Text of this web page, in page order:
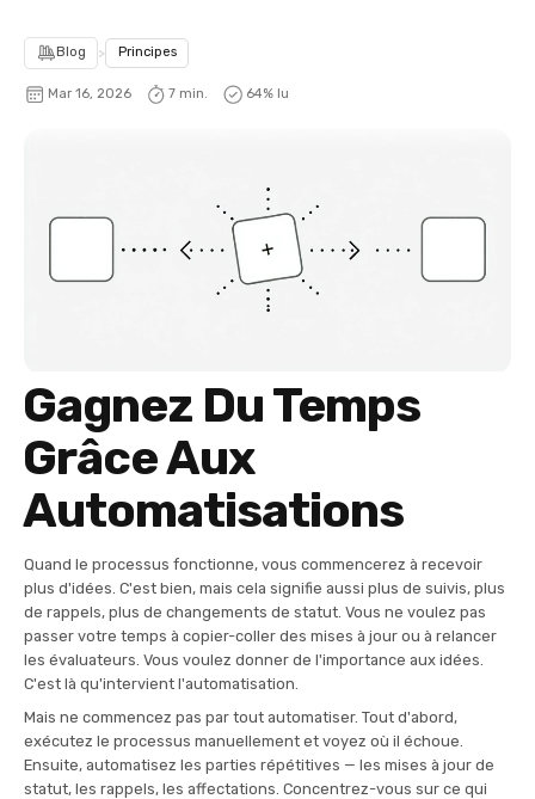
Blog > Principes
Mar 16, 2026 7 min. 64% lu
Gagnez Du Temps
Grâce Aux
Automatisations
Quand le processus fonctionne, vous commencerez à recevoir
plus d'idées. C'est bien, mais cela signifie aussi plus de suivis, plus
de rappels, plus de changements de statut. Vous ne voulez pas
passer votre temps à copier-coller des mises à jour ou à relancer
les évaluateurs. Vous voulez donner de l'importance aux idées.
C'est là qu'intervient l'automatisation.
Mais ne commencez pas par tout automatiser. Tout d'abord,
exécutez le processus manuellement et voyez où il échoue.
Ensuite, automatisez les parties répétitives — les mises à jour de
statut, les rappels, les affectations. Concentrez-vous sur ce qui